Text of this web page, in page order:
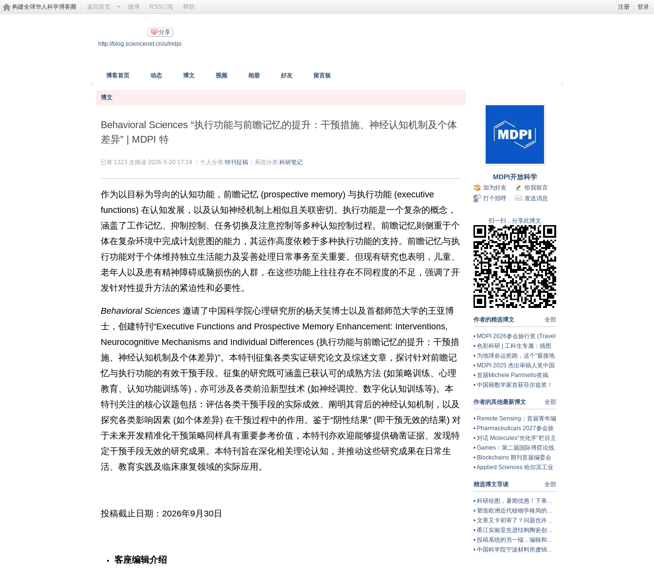
注册 登录
构建全球华人科学博客圈 返回首页 微博 RSS订阅 帮助
分享
http://blog.sciencenet.cn/u/mdpi
博客首页 动态 博文 视频 相册 好友 留言板
博文
Behavioral Sciences “执行功能与前瞻记忆的提升：干预措施、神经认知机制及个体
差异” | MDPI 特
已有 1323 次阅读 2026-5-20 17:19 个人分类:特刊征稿 系统分类:科研笔记
作为以目标为导向的认知功能，前瞻记忆 (prospective memory) 与执行功能 (executive
functions) 在认知发展，以及认知神经机制上相似且关联密切。执行功能是一个复杂的概念，
涵盖了工作记忆、抑制控制、任务切换及注意控制等多种认知控制过程。前瞻记忆则侧重于个
体在复杂环境中完成计划意图的能力，其运作高度依赖于多种执行功能的支持。前瞻记忆与执
行功能对于个体维持独立生活能力及妥善处理日常事务至关重要。但现有研究也表明，儿童、
老年人以及患有精神障碍或脑损伤的人群，在这些功能上往往存在不同程度的不足，强调了开
发针对性提升方法的紧迫性和必要性。
Behavioral Sciences 邀请了中国科学院心理研究所的杨天笑博士以及首都师范大学的王亚博
士，创建特刊“Executive Functions and Prospective Memory Enhancement: Interventions,
Neurocognitive Mechanisms and Individual Differences (执行功能与前瞻记忆的提升：干预措
施、神经认知机制及个体差异)”。本特刊征集各类实证研究论文及综述文章，探讨针对前瞻记
忆与执行功能的有效干预手段。征集的研究既可涵盖已获认可的成熟方法 (如策略训练、心理
教育、认知功能训练等)，亦可涉及各类前沿新型技术 (如神经调控、数字化认知训练等)。本
特刊关注的核心议题包括：评估各类干预手段的实际成效、阐明其背后的神经认知机制，以及
探究各类影响因素 (如个体差异) 在干预过程中的作用。鉴于“阴性结果” (即干预无效的结果) 对
于未来开发精准化干预策略同样具有重要参考价值，本特刊亦欢迎能够提供确凿证据、发现特
定干预手段无效的研究成果。本特刊旨在深化相关理论认知，并推动这些研究成果在日常生
活、教育实践及临床康复领域的实际应用。
投稿截止日期：2026年9月30日
客座编辑介绍
MDPI开放科学
加为好友
给我留言
打个招呼
发送消息
扫一扫，分享此博文
全部
作者的精选博文
• MDPI 2026参会旅行奖 (Travel
Award) 中国区获奖名单公布！
• 色彩科研 | 工科生专属：插图
配色灵感库
• 为地球命运抢跑，这个“最接地
气”的学科交出怎样的预印本答
卷？ | 学科脉动（十五）
• MDPI 2025 杰出审稿人奖中国
区获奖名单公布
• 首届Michele Parrinello奖揭
晓：Ursula Röthlisberger教授
• 中国籍数学家首获菲尔兹奖！
如何加速走向世界？
全部
作者的其他最新博文
• Remote Sensing：首届青年编
委会名单公布
• Pharmaceuticals 2027参会旅
行奖火热申请中！| MDPI Award
• 对话 Molecules“光化学”栏目主
编——大连理工大学赵建章教授
| MDPI 人物专访
• Games：第二届国际博弈论线
上会议 (IOCGA2027) 开放征稿
中 | MDPI 会议信息
• Blockchains 期刊首届编委会
圆满落幕 | MDPI 会议回顾
•Applied Sciences 哈尔滨工业
材料的焊接与连接：微观组织、
性能及应用”
全部
精选博文导读
• 科研绘图，暑期优惠！下单立减500元
• 塑造欧洲近代植物学格局的马德里皇家植物园里程碑式园长
• 文章又卡初审了？问题也许在Cover Letter上，这份写作指南+模板拿好！
• 甬江实验室先进结构陶瓷创新中心团队综述：室温塑性陶瓷的兴起与研究进展
• 投稿系统的另一端，编辑和审稿人到底在做什么？丨Wiley暑期线上学习营
• 中国科学院宁波材料所虞锦洪: 界面工程实现兼具超高热导率和透波性能的柔性复合薄膜